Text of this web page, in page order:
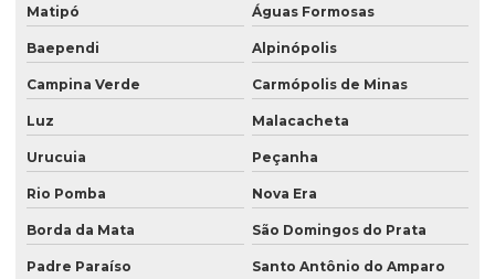
Matipó Águas Formosas
Baependi Alpinópolis
Campina Verde Carmópolis de Minas
Luz Malacacheta
Urucuia Peçanha
Rio Pomba Nova Era
Borda da Mata São Domingos do Prata
Padre Paraíso Santo Antônio do Amparo